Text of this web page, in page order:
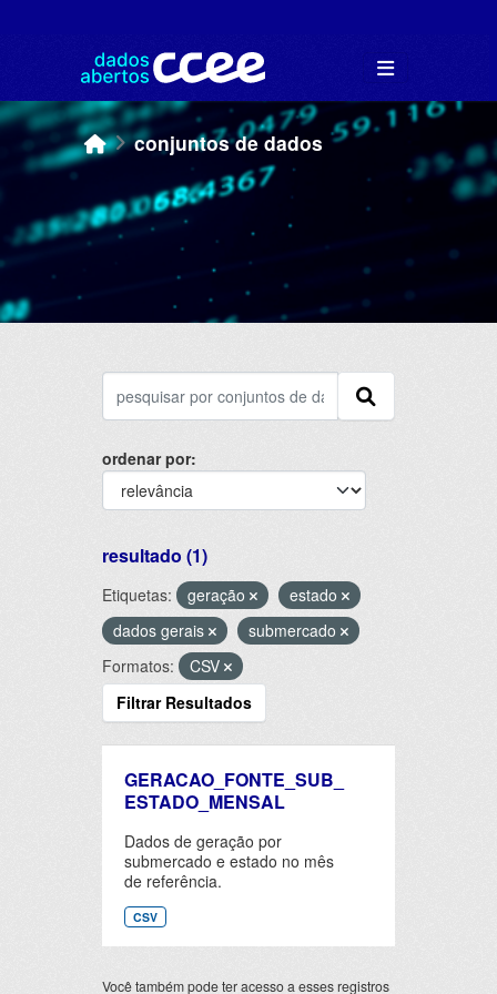
conjuntos de dados
ordenar por
resultado (1)
Etiquetas: geração
estado
dados gerais
submercado
Formatos:
CSV
Filtrar Resultados
GERACAO_FONTE_SUB_
ESTADO_MENSAL
Dados de geração por
submercado e estado no mês
de referência.
CSV
Você também pode ter acesso a esses registros